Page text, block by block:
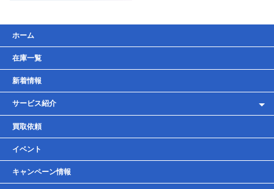
ホーム
在庫一覧
新着情報
サービス紹介
レンタルバイク
車検・点検・整備
貸しガレージ
買取依頼
イベント
キャンペーン情報